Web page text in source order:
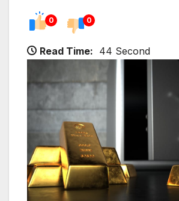
0 0
Read Time: 44 Second